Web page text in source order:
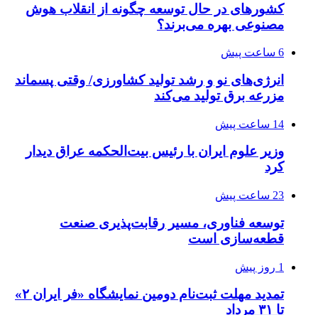
کشورهای در حال توسعه چگونه از انقلاب هوش
مصنوعی بهره می‌برند؟
6 ساعت پیش
انرژی‌های نو و رشد تولید کشاورزی/ وقتی پسماند
مزرعه‌ برق تولید می‌کند
14 ساعت پیش
وزیر علوم ایران با رئیس بیت‌الحکمه عراق دیدار
کرد
23 ساعت پیش
توسعه فناوری، مسیر رقابت‌پذیری صنعت
قطعه‌سازی است
1 روز پیش
تمدید مهلت ثبت‌نام دومین نمایشگاه «فر ایران ۲»
تا ۳۱ مرداد